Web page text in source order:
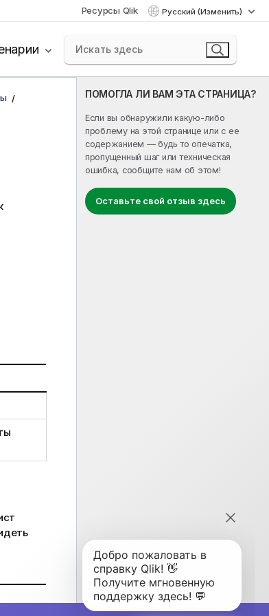
Ресурсы Qlik Русский (Изменить)
ПОМОГЛА ЛИ ВАМ ЭТА СТРАНИЦА?
Если вы обнаружили какую-либо
проблему на этой странице или с ее
содержанием — будь то опечатка,
пропущенный шаг или техническая
ошибка, сообщите нам об этом!
Оставьте свой отзыв здесь